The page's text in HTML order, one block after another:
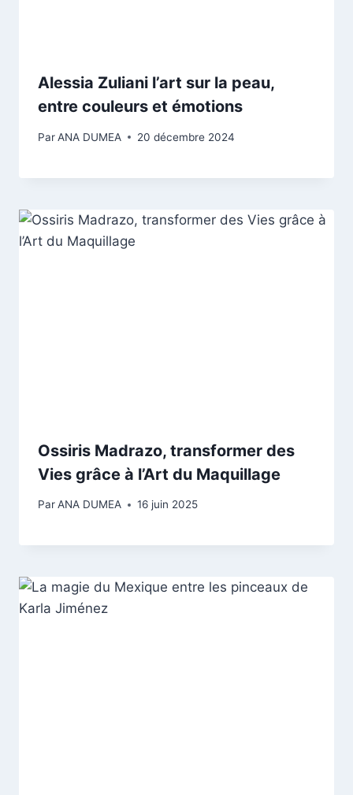
Alessia Zuliani l’art sur la peau,
entre couleurs et émotions
ParANA DUMEA 20 décembre 2024
Ossiris Madrazo, transformer des
Vies grâce à l’Art du Maquillage
ParANA DUMEA 16 juin 2025